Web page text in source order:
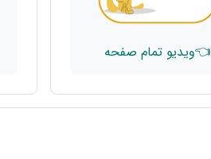
👈ویدیو تمام صفحه